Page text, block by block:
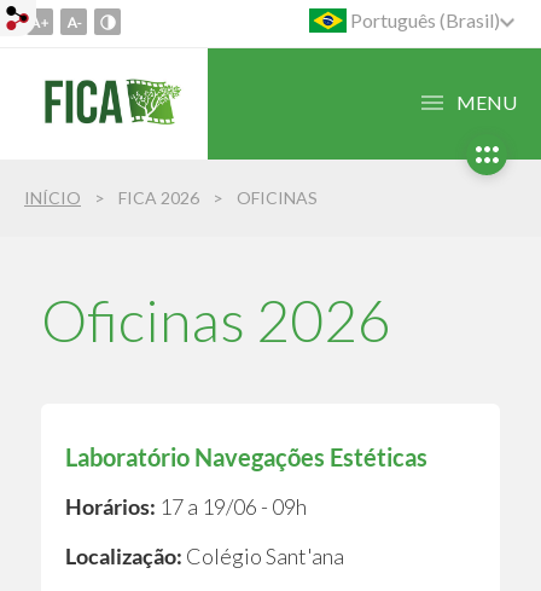
Ir
conteúdo
para
para
Português (Brasil)
MENU
INÍCIO FICA 2026 OFICINAS
Oficinas 2026
Laboratório Navegações Estéticas
Horários: 17 a 19/06 - 09h
Localização: Colégio Sant'ana